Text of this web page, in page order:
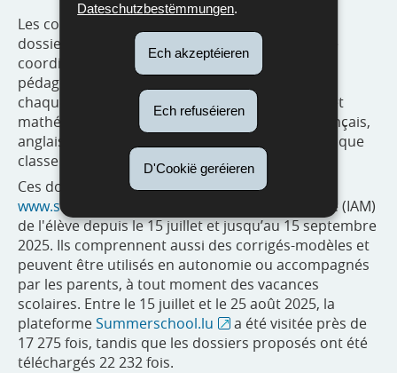
Dateschutzbestëmmungen.
Ech akzeptéieren
Ech refuséieren
D'Cookië geréieren
Les cours de la
dossiers thématiques élaborés par le Service de
coordination de la recherche et de l’innovation
pédagogiques et technologiques (SCRIPT) pour
chaque branche principale (allemand, français et
mathématiques au fondamental ; allemand, français,
anglais et mathématiques au secondaire) et chaque
classe du cycle 2 jusqu’en 4
Ces dossiers sont accessibles sur la plateforme
www.summerschool.lu
via l'identifiant unique (IAM)
de l'élève depuis le 15 juillet et jusqu’au 15 septembre
2025. Ils comprennent aussi des corrigés-modèles et
peuvent être utilisés en autonomie ou accompagnés
par les parents, à tout moment des vacances
scolaires. Entre le 15 juillet et le 25 août 2025, la
plateformeSummerschool.lu
a été visitée près de
17 275 fois, tandis que les dossiers proposés ont été
téléchargés 22 232 fois.